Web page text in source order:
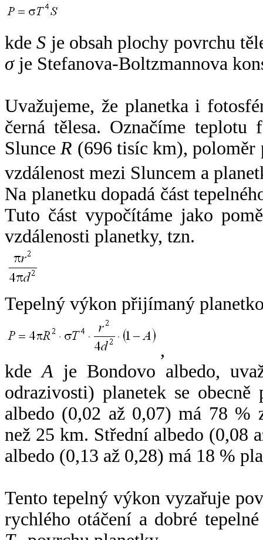
kdeS je obsah plochy povrchu
σje Stefanova-Boltzmannova
Uvažujeme, že planetka i
černá tělesa. Označíme
SlunceR (696 tisíc km),
vzdálenost mezi Sluncem a
Na planetku dopadá část
Tuto část vypočítáme jako
vzdálenosti planetky, tzn.
Tepelný výkon přijímaný
,
kdeA je Bondovo albedo,
odrazivosti) planetek se
albedo (0,02 až 0,07) má 78 %
než 25 km. Střední albedo (0,08
albedo (0,13 až 0,28) má 18 %
Tento tepelný výkon vyzařuje
rychlého otáčení a dobré